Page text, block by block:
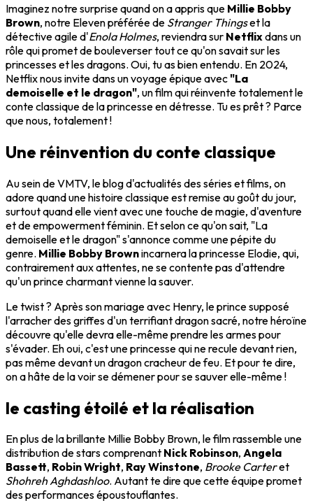
Imaginez notre surprise quand on a appris que Millie Bobby
Brown, notre Eleven préférée de Stranger Thingset la
détective agile d'Enola Holmes, reviendra sur Netflixdans un
rôle qui promet de bouleverser tout ce qu'on savait sur les
princesses et les dragons. Oui, tu as bien entendu. En 2024,
Netflix nous invite dans un voyage épique avec"La
demoiselle et le dragon", un film qui réinvente totalement le
conte classique de la princesse en détresse. Tu es prêt ? Parce
que nous, totalement !
Une réinvention du conte classique
Au sein de VMTV, le blog d'actualités des séries et films, on
adore quand une histoire classique est remise au goût du jour,
surtout quand elle vient avec une touche de magie, d'aventure
et de empowerment féminin. Et selon ce qu'on sait, "La
demoiselle et le dragon" s'annonce comme une pépite du
genre. Millie Bobby Brownincarnera la princesse Elodie, qui,
contrairement aux attentes, ne se contente pas d'attendre
qu'un prince charmant vienne la sauver.
Le twist ? Après son mariage avec Henry, le prince supposé
l'arracher des griffes d'un terrifiant dragon sacré, notre héroïne
découvre qu'elle devra elle-même prendre les armes pour
s'évader. Eh oui, c'est une princesse qui ne recule devant rien,
pas même devant un dragon cracheur de feu. Et pour te dire,
on a hâte de la voir se démener pour se sauver elle-même !
le casting étoilé et la réalisation
En plus de la brillante Millie Bobby Brown, le film rassemble une
distribution de stars comprenant Nick Robinson, Angela
Bassett, Robin Wright, Ray Winstone, Brooke Carteret
Shohreh Aghdashloo. Autant te dire que cette équipe promet
des performances époustouflantes.